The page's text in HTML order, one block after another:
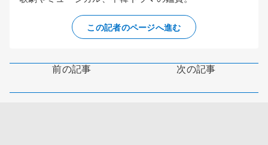
この記者のページへ進む
前の記事 次の記事